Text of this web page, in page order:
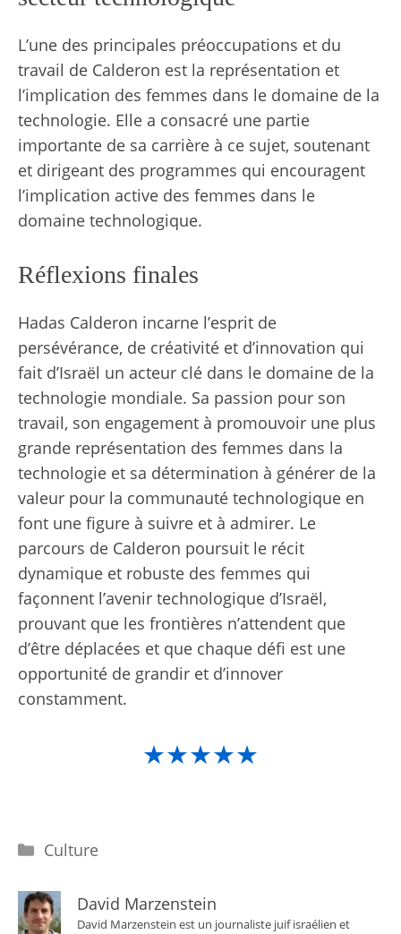
L’une des principales préoccupations et du
travail de Calderon est la représentation et
l’implication des femmes dans le domaine de la
technologie. Elle a consacré une partie
importante de sa carrière à ce sujet, soutenant
et dirigeant des programmes qui encouragent
l’implication active des femmes dans le
domaine technologique.
Réflexions finales
Hadas Calderon incarne l’esprit de
persévérance, de créativité et d’innovation qui
fait d’Israël un acteur clé dans le domaine de la
technologie mondiale. Sa passion pour son
travail, son engagement à promouvoir une plus
grande représentation des femmes dans la
technologie et sa détermination à générer de la
valeur pour la communauté technologique en
font une figure à suivre et à admirer. Le
parcours de Calderon poursuit le récit
dynamique et robuste des femmes qui
façonnent l’avenir technologique d’Israël,
prouvant que les frontières n’attendent que
d’être déplacées et que chaque défi est une
opportunité de grandir et d’innover
constamment.
★★★★★
Catégories
Culture
David Marzenstein
David Marzenstein est un journaliste juif israélien et